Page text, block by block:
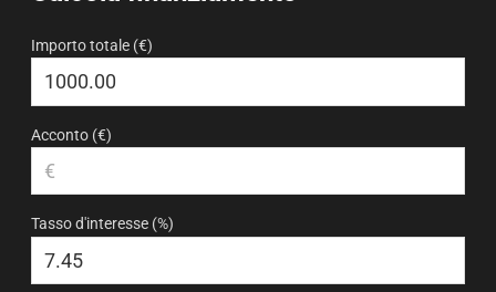
Importo totale (€)
Acconto (€)
Tasso d'interesse (%)